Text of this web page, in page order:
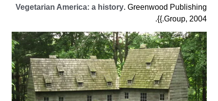
Vegetarian America: a history. Greenwood Publishing
Group, 2004.}}.